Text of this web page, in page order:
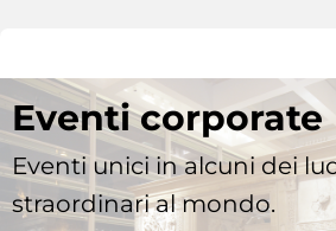
Eventi corporate
Eventi unici in alcuni dei
straordinari al mondo.